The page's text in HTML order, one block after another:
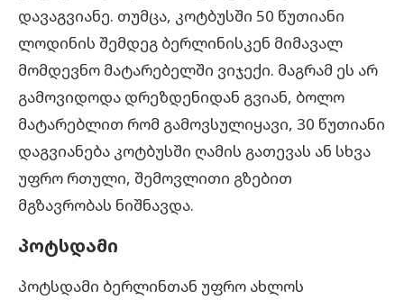
დავაგვიანე. თუმცა, კოტბუსში 50 წუთიანი
ლოდინის შემდეგ ბერლინისკენ მიმავალ
მომდევნო მატარებელში ვიჯექი. მაგრამ ეს არ
გამოვიდოდა დრეზდენიდან გვიან, ბოლო
მატარებლით რომ გამოვსულიყავი, 30 წუთიანი
დაგვიანება კოტბუსში ღამის გათევას ან სხვა
უფრო რთული, შემოვლითი გზებით
მგზავრობას ნიშნავდა.
პოტსდამი
პოტსდამი ბერლინთან უფრო ახლოს